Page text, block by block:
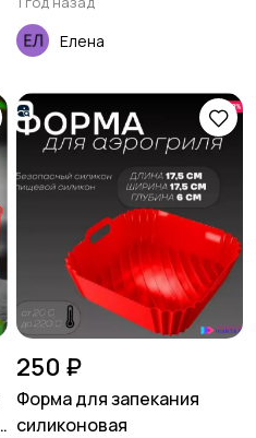
Елена
250 ₽
Форма для запекания
силиконовая